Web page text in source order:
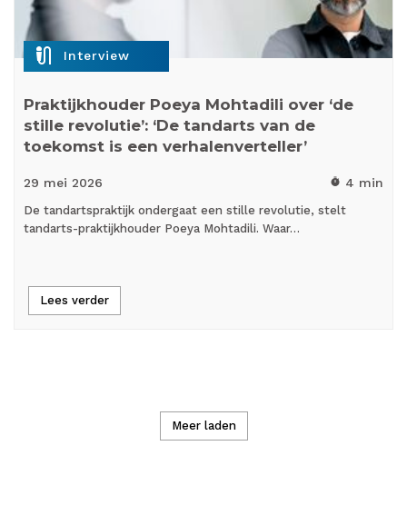
mic_external_on Interview
Praktijkhouder Poeya Mohtadili over ‘de
stille revolutie’: ‘De tandarts van de
toekomst is een verhalenverteller’
29 mei 2026 timer 4 min
De tandartspraktijk ondergaat een stille revolutie, stelt
tandarts-praktijkhouder Poeya Mohtadili. Waar…
Lees verder
Meer laden